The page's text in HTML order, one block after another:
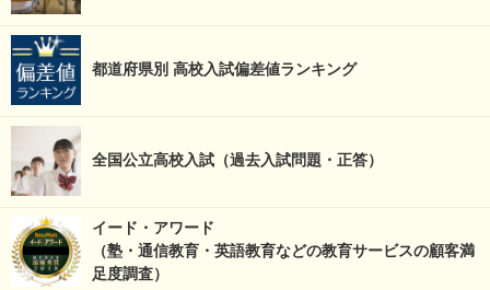
都道府県別 高校入試偏差値ランキング
全国公立高校入試（過去入試問題・正答）
イード・アワード
（塾・通信教育・英語教育などの教育サービスの顧客満
足度調査）